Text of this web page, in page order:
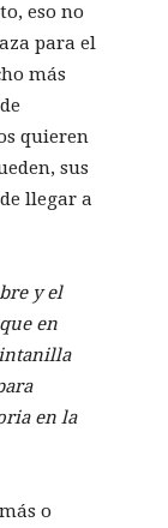
eso no
para el
más
quieren
sus
llegar a
y el
en
en la
o